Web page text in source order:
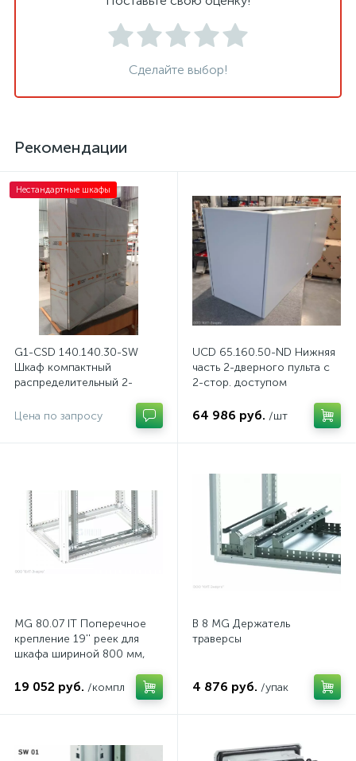
Сделайте выбор!
Рекомендации
Нестандартные шкафы
G1-CSD 140.140.30-SW
Шкаф компактный
распределительный 2-
стали, с перемычкой
Цена по запросу
UCD 65.160.50-ND Нижняя
часть 2-дверного пульта с
2-стор. доступом
64 986 руб. /шт
MG 80.07 IT Поперечное
крепление 19'' реек для
шкафа шириной 800 мм,
19 052 руб. /компл
B 8 MG Держатель
траверсы
4 876 руб. /упак